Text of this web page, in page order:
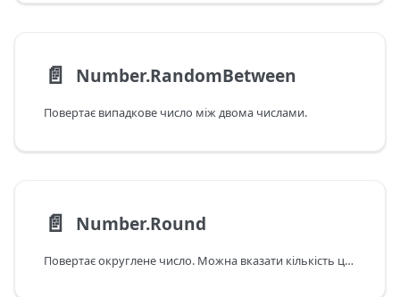
📄️ Number.RandomBetween
Повертає випадкове число між двома числами.
📄️ Number.Round
Повертає округлене число. Можна вказати кількість цифр і метод округлення.